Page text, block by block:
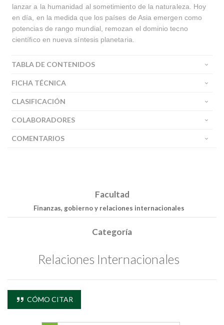
lanzar a la humanidad al sometimiento de la naturaleza. Hoy
en día, en la medida que los países de Asia emergen como
potencias de rango mundial, remozan el dominio tecno
científico en nueva síntesis planetaria.
TABLA DE CONTENIDOS
FICHA TÉCNICA
CLASIFICACIÓN
COLABORADORES
COMENTARIOS
Facultad
Finanzas, gobierno y relaciones internacionales
Categoría
Relaciones Internacionales
CÓMO CITAR